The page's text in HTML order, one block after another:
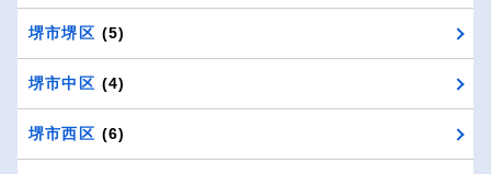
堺市堺区 (5)
堺市中区 (4)
堺市西区 (6)